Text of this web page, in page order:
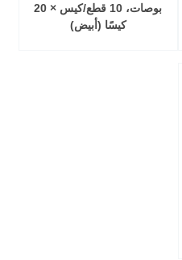
بوصات، 10 قطع/كيس × 20
كيسًا (أبيض)